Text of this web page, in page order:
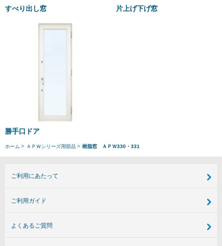
すべり出し窓 片上げ下げ窓
勝手口ドア
ホーム ＡＰＷシリーズ用部品 樹脂窓 ＡＰＷ330・331
ご利用にあたって
ご利用ガイド
よくあるご質問